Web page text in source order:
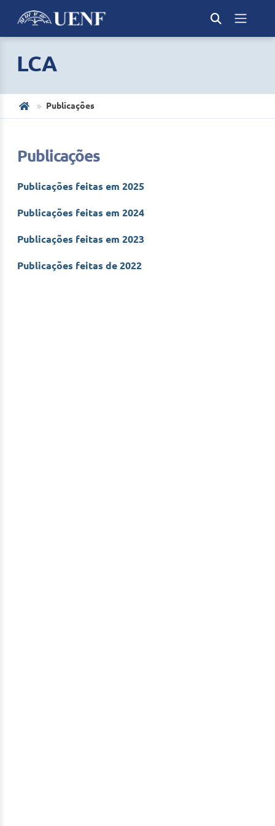
LCA
Publicações
Publicações
Publicações feitas em 2025
Publicações feitas em 2024
Publicações feitas em 2023
Publicações feitas de 2022